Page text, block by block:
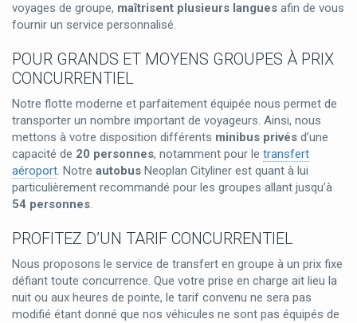
voyages de groupe, maîtrisent plusieurs langues afin de vous
fournir un service personnalisé.
POUR GRANDS ET MOYENS GROUPES À PRIX
CONCURRENTIEL
Notre flotte moderne et parfaitement équipée nous permet de
transporter un nombre important de voyageurs. Ainsi, nous
mettons à votre disposition différents minibus privés d’une
capacité de 20 personnes, notamment pour le transfert
aéroport. Notre autobus Neoplan Cityliner est quant à lui
particulièrement recommandé pour les groupes allant jusqu’à
54 personnes.
PROFITEZ D’UN TARIF CONCURRENTIEL
Nous proposons le service de transfert en groupe à un prix fixe
défiant toute concurrence. Que votre prise en charge ait lieu la
nuit ou aux heures de pointe, le tarif convenu ne sera pas
modifié étant donné que nos véhicules ne sont pas équipés de